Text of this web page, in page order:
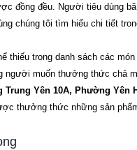
đồng đều. Người tiêu dùng
chúng tôi tìm hiểu chi tiết
thiếu trong danh sách các
người muốn thưởng thức chả
Yên 10A, Phường Yên
thưởng thức những sản